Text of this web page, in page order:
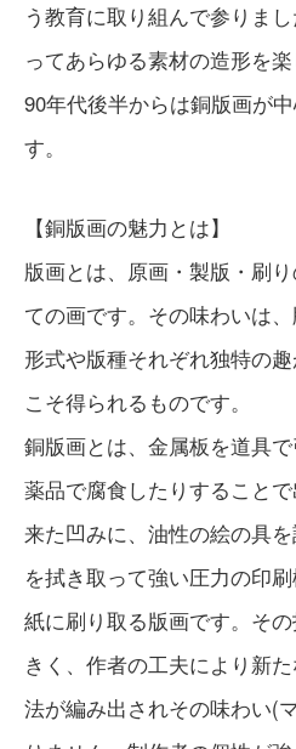
う教育に取り組んで参りま
ってあらゆる素材の造形を
90年代後半からは銅版画が
す。
【銅版画の魅力とは】
版画とは、原画・製版・刷
ての画です。その味わいは、
形式や版種それぞれ独特の
こそ得られるものです。
銅版画とは、金属板を道具で
薬品で腐食したりすることで
来た凹みに、油性の絵の具
を拭き取って強い圧力の印
紙に刷り取る版画です。そ
きく、作者の工夫により新
法が編み出されその味わい(